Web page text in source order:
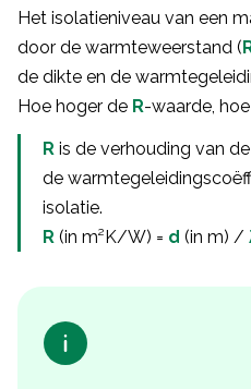
Het isolatieniveau van een
door de warmteweerstand (
de dikte en de
Hoe hoger de R-waarde,
R is de verhouding van de
de
isolatie.
R (in m²K/W) = d (in m) /